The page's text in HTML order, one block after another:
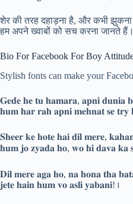
शेर की तरह दहाड़ना है, और कभी झुकना
हम अपने ख्वाबों को सच करना जानते हैं।
Bio For Facebook For Boy
Stylish fonts can make your
𝐆𝐞𝐝𝐞 𝐡𝐞 𝐭𝐮 𝐡𝐚𝐦𝐚𝐫𝐚, 𝐚𝐩𝐧𝐢 𝐝𝐮𝐧𝐢𝐚
𝐡𝐮𝐦 𝐡𝐚𝐫 𝐫𝐚𝐡 𝐚𝐩𝐧𝐢 𝐦𝐞𝐡𝐧𝐚𝐭 𝐬𝐞 𝐭𝐫𝐲
𝐒𝐡𝐞𝐞𝐫 𝐤𝐞 𝐡𝐨𝐭𝐞 𝐡𝐚𝐢 𝐝𝐢𝐥 𝐦𝐞𝐫𝐞,
𝐡𝐮𝐦 𝐣𝐨 𝐳𝐲𝐚𝐝𝐚 𝐡𝐨, 𝐰𝐨 𝐡𝐢 𝐝𝐚𝐯𝐚 𝐤𝐚
𝐃𝐢𝐥 𝐦𝐞𝐫𝐞 𝐚𝐠𝐚 𝐡𝐨, 𝐧𝐚 𝐡𝐨𝐧𝐚 𝐭𝐡𝐚
𝐣𝐞𝐭𝐞 𝐡𝐚𝐢𝐧 𝐡𝐮𝐦 𝐯𝐨 𝐚𝐬𝐥𝐢 𝐲𝐚𝐛𝐚𝐧𝐢!।